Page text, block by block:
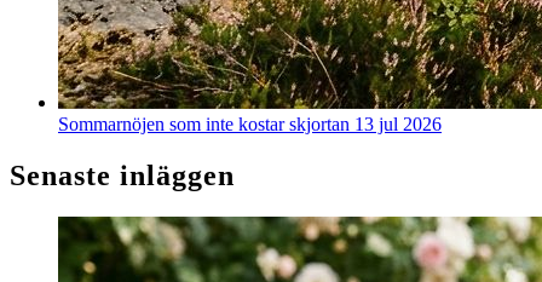
Sommarnöjen som inte kostar skjortan 13 jul 2026
Senaste inläggen